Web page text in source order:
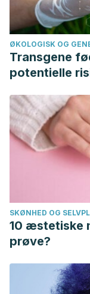
ØKOLOGISK OG
Transgene
potentielle
SKØNHED OG
10 æstetiske
prøve?